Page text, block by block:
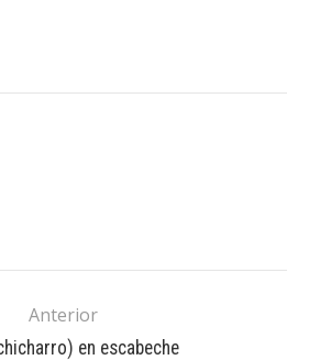
Anterior
en escabeche